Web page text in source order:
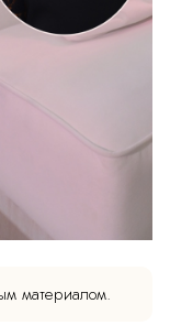
материалом.